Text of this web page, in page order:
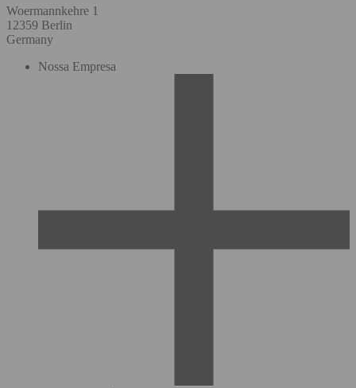
Woermannkehre 1
12359 Berlin
Germany
Nossa Empresa